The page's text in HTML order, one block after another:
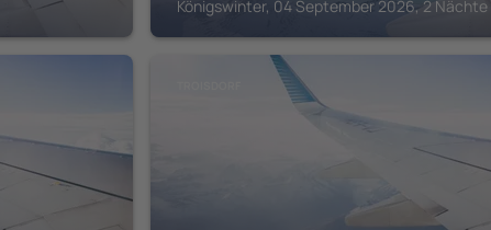
Königswinter, 04 September 2026, 2 Nächte